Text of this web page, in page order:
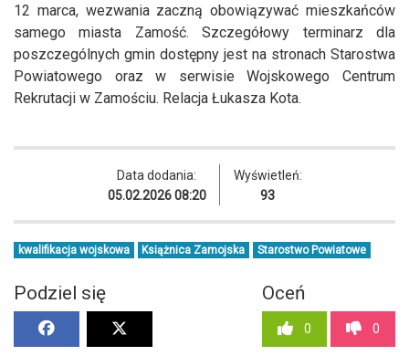
12 marca, wezwania zaczną obowiązywać mieszkańców
samego miasta Zamość. Szczegółowy terminarz dla
poszczególnych gmin dostępny jest na stronach Starostwa
Powiatowego oraz w serwisie Wojskowego Centrum
Rekrutacji w Zamościu. Relacja Łukasza Kota.
Data dodania:
05.02.2026 08:20
Wyświetleń:
93
kwalifikacja wojskowa Książnica Zamojska Starostwo Powiatowe
Podziel się Oceń
0 0